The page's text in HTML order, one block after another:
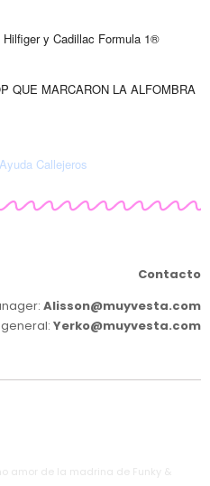
y Cadillac Formula 1®
QUE MARCARON LA ALFOMBRA
Contacto
Alisson@muyvesta.com
Yerko@muyvesta.com
amor de la madrina de Funky &